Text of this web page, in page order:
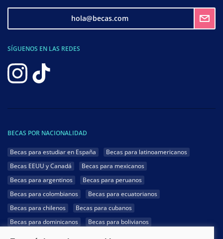
hola@becas.com
SÍGUENOS EN LAS REDES
BECAS POR NACIONALIDAD
Becas para estudiar en España
Becas para latinoamericanos
Becas EEUU y Canadá
Becas para mexicanos
Becas para argentinos
Becas para peruanos
Becas para colombianos
Becas para ecuatorianos
Becas para chilenos
Becas para cubanos
Becas para dominicanos
Becas para bolivianos